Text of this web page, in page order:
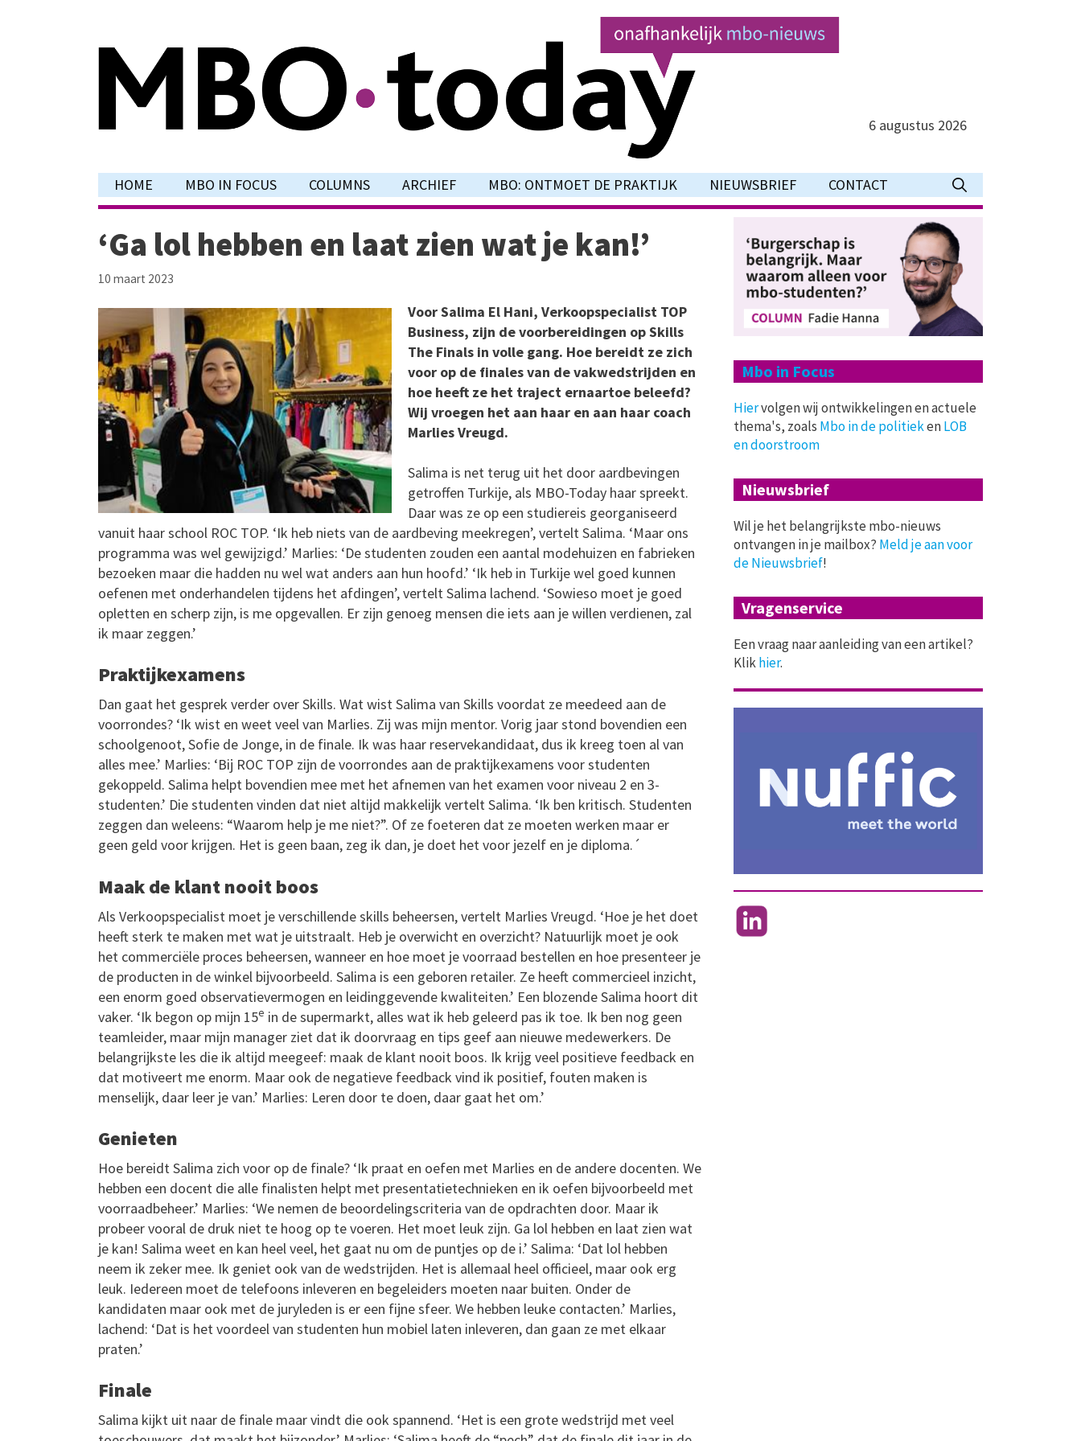
6 augustus 2026
HOME MBO IN FOCUS COLUMNS ARCHIEF MBO: ONTMOET DE PRAKTIJK NIEUWSBRIEF CONTACT
‘Ga lol hebben en laat zien wat je kan!’
10 maart 2023
Voor Salima El Hani, Verkoopspecialist TOP
Business, zijn de voorbereidingen op Skills
The Finals in volle gang. Hoe bereidt ze zich
voor op de finales van de vakwedstrijden en
hoe heeft ze het traject ernaartoe beleefd?
Wij vroegen het aan haar en aan haar coach
Marlies Vreugd.
Salima is net terug uit het door aardbevingen
getroffen Turkije, als MBO-Today haar spreekt.
Daar was ze op een studiereis georganiseerd
vanuit haar school ROC TOP. ‘Ik heb niets van de aardbeving meekregen’, vertelt Salima. ‘Maar ons
programma was wel gewijzigd.’ Marlies: ‘De studenten zouden een aantal modehuizen en fabrieken
bezoeken maar die hadden nu wel wat anders aan hun hoofd.’ ‘Ik heb in Turkije wel goed kunnen
oefenen met onderhandelen tijdens het afdingen’, vertelt Salima lachend. ‘Sowieso moet je goed
opletten en scherp zijn, is me opgevallen. Er zijn genoeg mensen die iets aan je willen verdienen, zal
ik maar zeggen.’
Praktijkexamens
Dan gaat het gesprek verder over Skills. Wat wist Salima van Skills voordat ze meedeed aan de
voorrondes? ‘Ik wist en weet veel van Marlies. Zij was mijn mentor. Vorig jaar stond bovendien een
schoolgenoot, Sofie de Jonge, in de finale. Ik was haar reservekandidaat, dus ik kreeg toen al van
alles mee.’ Marlies: ‘Bij ROC TOP zijn de voorrondes aan de praktijkexamens voor studenten
gekoppeld. Salima helpt bovendien mee met het afnemen van het examen voor niveau 2 en 3-
studenten.’ Die studenten vinden dat niet altijd makkelijk vertelt Salima. ‘Ik ben kritisch. Studenten
zeggen dan weleens: “Waarom help je me niet?”. Of ze foeteren dat ze moeten werken maar er
geen geld voor krijgen. Het is geen baan, zeg ik dan, je doet het voor jezelf en je diploma.´
Maak de klant nooit boos
Als Verkoopspecialist moet je verschillende skills beheersen, vertelt Marlies Vreugd. ‘Hoe je het doet
heeft sterk te maken met wat je uitstraalt. Heb je overwicht en overzicht? Natuurlijk moet je ook
het commerciële proces beheersen, wanneer en hoe moet je voorraad bestellen en hoe presenteer je
de producten in de winkel bijvoorbeeld. Salima is een geboren retailer. Ze heeft commercieel inzicht,
een enorm goed observatievermogen en leidinggevende kwaliteiten.’ Een blozende Salima hoort dit
vaker. ‘Ik begon op mijn 15e in de supermarkt, alles wat ik heb geleerd pas ik toe. Ik ben nog geen
teamleider, maar mijn manager ziet dat ik doorvraag en tips geef aan nieuwe medewerkers. De
belangrijkste les die ik altijd meegeef: maak de klant nooit boos. Ik krijg veel positieve feedback en
dat motiveert me enorm. Maar ook de negatieve feedback vind ik positief, fouten maken is
menselijk, daar leer je van.’ Marlies: Leren door te doen, daar gaat het om.’
Genieten
Hoe bereidt Salima zich voor op de finale? ‘Ik praat en oefen met Marlies en de andere docenten. We
hebben een docent die alle finalisten helpt met presentatietechnieken en ik oefen bijvoorbeeld met
voorraadbeheer.’ Marlies: ‘We nemen de beoordelingscriteria van de opdrachten door. Maar ik
probeer vooral de druk niet te hoog op te voeren. Het moet leuk zijn. Ga lol hebben en laat zien wat
je kan! Salima weet en kan heel veel, het gaat nu om de puntjes op de i.’ Salima: ‘Dat lol hebben
neem ik zeker mee. Ik geniet ook van de wedstrijden. Het is allemaal heel officieel, maar ook erg
leuk. Iedereen moet de telefoons inleveren en begeleiders moeten naar buiten. Onder de
kandidaten maar ook met de juryleden is er een fijne sfeer. We hebben leuke contacten.’ Marlies,
lachend: ‘Dat is het voordeel van studenten hun mobiel laten inleveren, dan gaan ze met elkaar
praten.’
Finale
Salima kijkt uit naar de finale maar vindt die ook spannend. ‘Het is een grote wedstrijd met veel
Mbo in Focus
Hiervolgen wij ontwikkelingen en actuele
thema's, zoals Mbo in de politiekenLOB
en doorstroom
Nieuwsbrief
Wil je het belangrijkste mbo-nieuws
ontvangen in je mailbox? Meld je aan voor
de Nieuwsbrief!
Vragenservice
Een vraag naar aanleiding van een artikel?
Klikhier.